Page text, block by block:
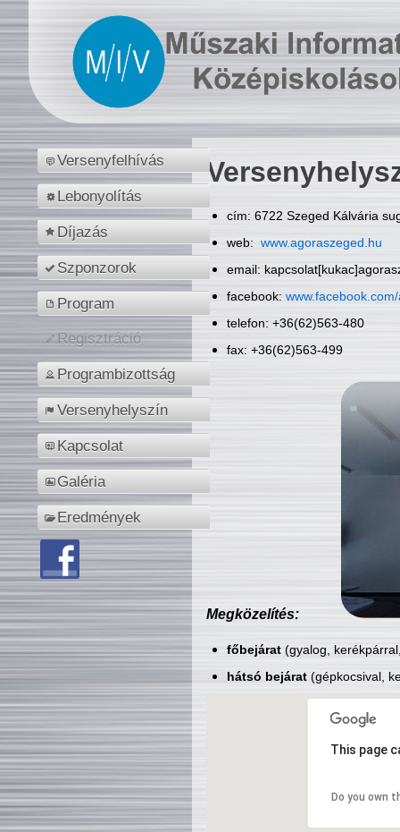
Versenyfelhívás
Lebonyolítás
Díjazás
Szponzorok
Program
Regisztráció
Programbizottság
Versenyhelyszín
Kapcsolat
Galéria
Eredmények
cím: 6722 Szeged Kálvária
web: www.agoraszeged.hu
email:
facebook:
telefon: +36(62)563-480
fax: +36(62)563-499
Megközelítés:
főbejárat(gyalog,
hátsó bejárat(gépkocsival,
This page
Do you own